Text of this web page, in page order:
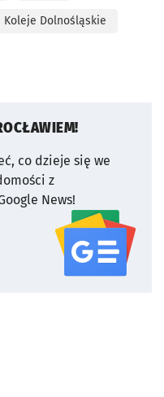
Koleje Dolnośląskie
co dzieje się we
z
News!
serwisu